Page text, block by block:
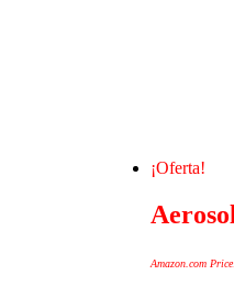
¡Oferta!
Amazon.com